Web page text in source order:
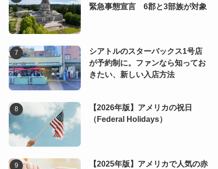
緊急事態宣言 6郡と3部族が対象
シアトルのスターバックス1号店
が予約制に。ファンなら知ってお
きたい、新しい入店方法
【2026年版】アメリカの祝日
（Federal Holidays）
【2025年版】アメリカで人気の赤